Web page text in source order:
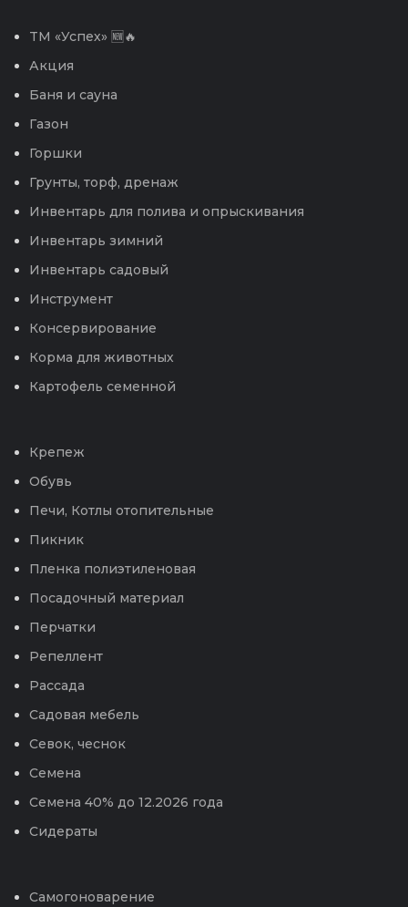
TM «Успех» 🆕🔥
Акция
Баня и сауна
Газон
Горшки
Грунты, торф, дренаж
Инвентарь для полива и опрыскивания
Инвентарь зимний
Инвентарь садовый
Инструмент
Консервирование
Корма для животных
Картофель семенной
Крепеж
Обувь
Печи, Котлы отопительные
Пикник
Пленка полиэтиленовая
Посадочный материал
Перчатки
Репеллент
Рассада
Садовая мебель
Севок, чеснок
Семена
Семена 40% до 12.2026 года
Сидераты
Самогоноварение